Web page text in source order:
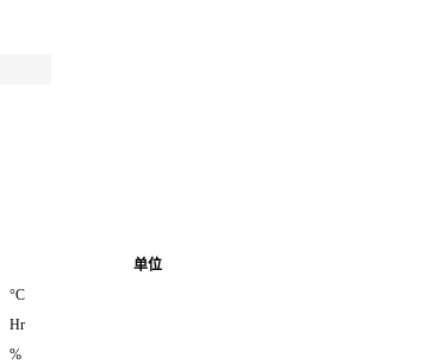
单位
°C
Hr
%